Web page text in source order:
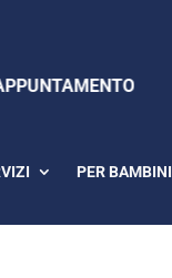
PER BAMBINI